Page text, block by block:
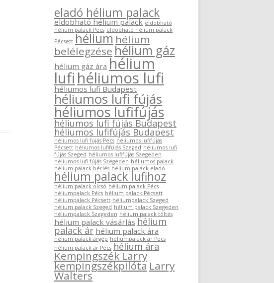
eladó hélium palack
eldobható hélium palack eldobható
hélium palack Pécs eldobható hélium palack
Pécsett hélium hélium
belélegzése hélium gáz
hélium gáz ára hélium
lufi héliumos lufi
héliumos lufi Budapest
héliumos lufi fújás
héliumos lufifújás
héliumos lufi fújás Budapest
héliumos lufifújás Budapest
héliumos lufi fújás Pécs héliumos lufifújás
Pécsett héliumos lufifújás Szeged héliumos lufi
fújás Szeged héliumos lufifújás Szegeden
héliumos lufi fújás Szegeden héliumos palack
hélium palack bérlés hélium palack eladó
hélium palack lufihoz
hélium palack olcsó hélium palack Pécs
héliumpalack Pécs hélium palack Pécsett
héliumpalack Pécsett héliumpalack Szeged
hélium palack Szeged hélium palack Szegeden
héliumpalack Szegeden hélium palack töltés
hélium palack vásárlás hélium
palack ár hélium palack ára
hélium palack árgép héliumpalack ár Pécs
hélium palack ár Pécs hélium ára
Kempingszék Larry
kempingszékpilóta Larry
Walters